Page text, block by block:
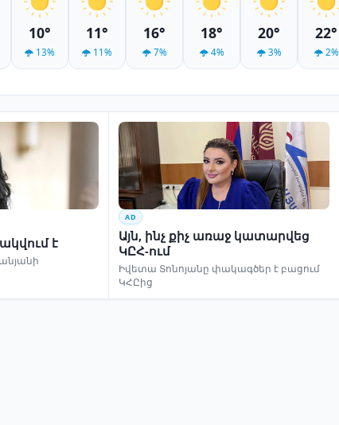
10°
13%
11°
11%
16°
7%
18°
4%
20°
3%
22°
2%
է
AD
Այն, ինչ քիչ առաջ կատարվեց
ԿԸՀ-ում
Իվետա Տոնոյանը փակագծեր է բացում
ԿՀԸից